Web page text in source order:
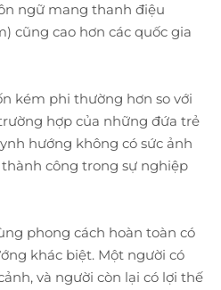
ngữ mang thanh điệu
cũng cao hơn các quốc gia
kém phi thường hơn so với
hợp của những đứa trẻ
hướng không có sức ảnh
công trong sự nghiệp
phong cách hoàn toàn có
khác biệt. Một người có
và người còn lại có lợi thế